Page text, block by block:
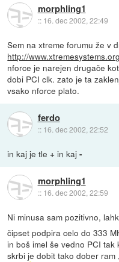
morphling1
:: 16. dec 2002, 22:49
Sem na xtreme forumu že v
http://
nforce je narejen drugače
dobi PCI clk. zato je ta
vsako nforce plato.
ferdo
:: 16. dec 2002, 22:52
in kaj je tle+ in kaj-
morphling1
:: 16. dec 2002, 22:59
Ni minusa sam pozitivno,
čipset podpira celo do 333
in boš imel še vedno PCI
skrbi je dobit tako dober